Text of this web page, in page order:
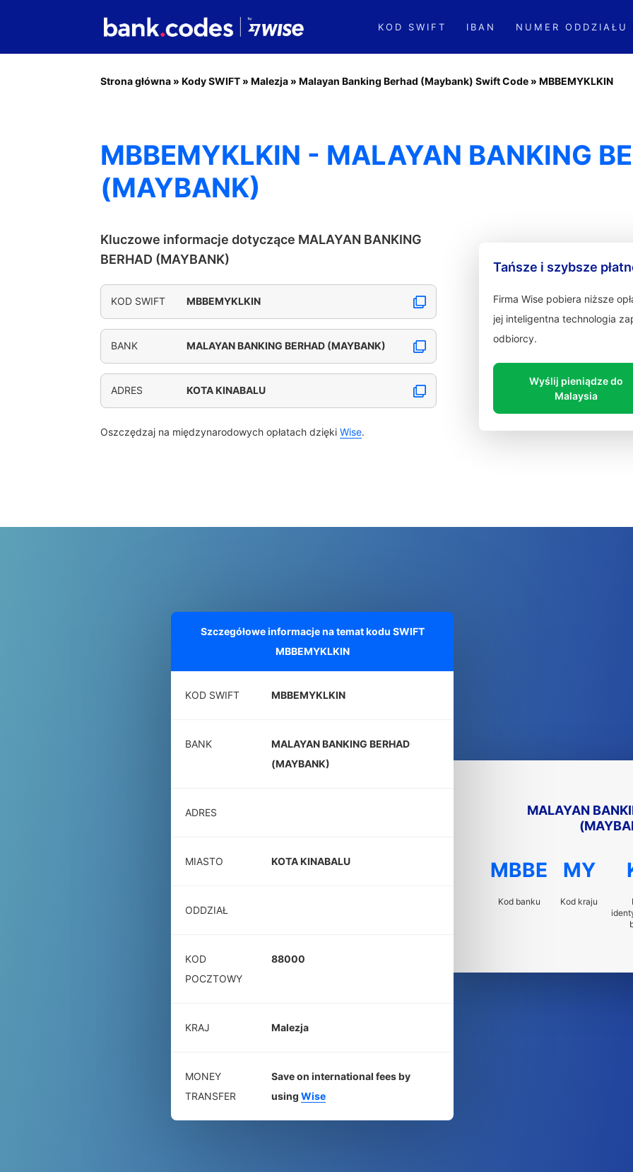
KOD SWIFT IBAN NUMER ODDZIAŁU
Strona główna » Kody SWIFT » Malezja » Malayan Banking Berhad (Maybank) Swift Code » MBBEMYKLKIN
MBBEMYKLKIN - MALAYAN BANKING
(MAYBANK)
Kluczowe informacje dotyczące MALAYAN BANKING
BERHAD (MAYBANK)
KOD SWIFT MBBEMYKLKIN
BANK MALAYAN BANKING BERHAD (MAYBANK)
ADRES KOTA KINABALU
Oszczędzaj na międzynarodowych opłatach dzięki Wise.
Tańsze i szybsze
Firma Wise pobiera niższe
jej inteligentna technologia
odbiorcy.
Wyślij pieniądze do
Malaysia
Szczegółowe informacje na temat kodu SWIFT
MBBEMYKLKIN
KOD SWIFT MBBEMYKLKIN
BANK
MALAYAN BANKING BERHAD
(MAYBANK)
ADRES
MIASTO KOTA KINABALU
ODDZIAŁ
KOD
POCZTOWY
88000
KRAJ Malezja
MONEY
TRANSFER
Save on international fees by
using Wise
MALAYAN
MBBE
Kod banku
MY
Kod kraju